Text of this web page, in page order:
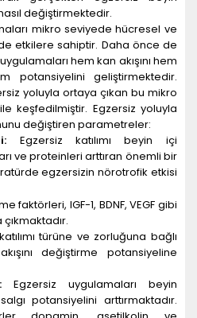
değiştirmektedir.
mikro seviyede hücresel ve
etkilere sahiptir. Daha önce de
hem kan akışını hem
potansiyelini geliştirmektedir.
yoluyla ortaya çıkan bu mikro
keşfedilmiştir. Egzersiz yoluyla
değiştiren parametreler:
Egzersiz katılımı beyin içi
ve proteinleri arttıran önemli bir
egzersizin nörotrofik etkisi
faktörleri, IGF-1, BDNF, VEGF gibi
türüne ve zorluğuna bağlı
değiştirme potansiyeline
Egzersiz uygulamaları beyin
potansiyelini arttırmaktadır.